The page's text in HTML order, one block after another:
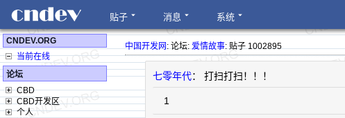
贴子 消息 系统
CNDEV.ORG
当前在线
论坛
CBD
CBD开发区
个人
中国开发网: 论坛:爱情故事: 贴子 1002895
七零年代： 打扫打扫！！！
1